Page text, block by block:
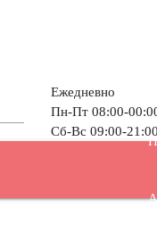
Ежедневно
Пн-Пт 08:00-
Сб-Вс 09:00-21:00